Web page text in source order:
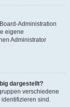
Administration
eigene
Administrator
dargestellt?
verschiedene
identifizieren sind.